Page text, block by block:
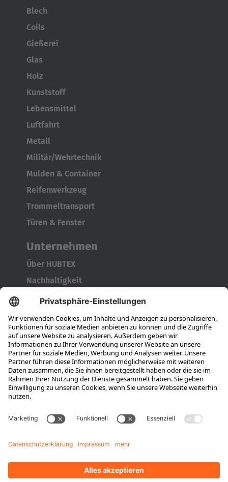
Blech
Coils
Gießerei
Glas
Holz
Kunststoff
Lebensmittel
Luftfahrt
Metall
Militär/Wehrtechnik
Mulden & Container
Reifenwerkzeug
Trommeltransport
Türen & Fenster
Unternehmen
Über HUBTEX
Nachhaltigkeit
Niederlassungen
Karriere
Ausbildung
Berufseinsteiger & Erfahrene
Das bieten wir
Stellenangebote
Wissen
Downloads
Energiemanagement